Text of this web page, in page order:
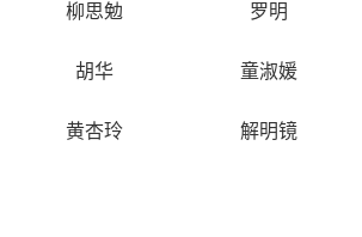
柳思勉 罗明
胡华 童淑媛
黄杏玲 解明镜